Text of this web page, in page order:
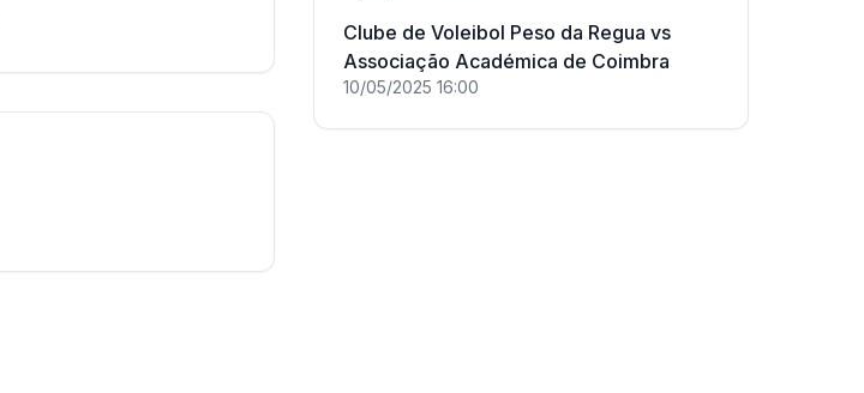
Clube de Voleibol Peso da Regua vs
Associação Académica de Coimbra
10/05/2025 16:00